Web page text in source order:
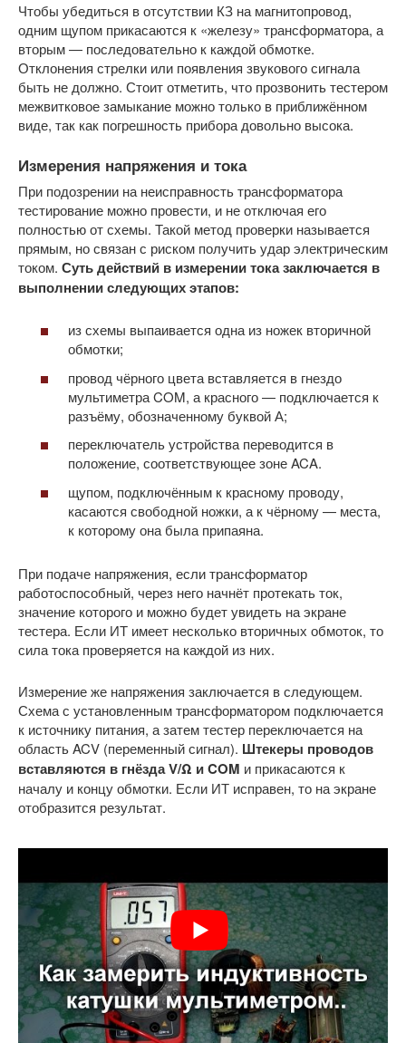
Чтобы убедиться в отсутствии КЗ на магнитопровод,
одним щупом прикасаются к «железу» трансформатора, а
вторым — последовательно к каждой обмотке.
Отклонения стрелки или появления звукового сигнала
быть не должно. Стоит отметить, что прозвонить тестером
межвитковое замыкание можно только в приближённом
виде, так как погрешность прибора довольно высока.
Измерения напряжения и тока
При подозрении на неисправность трансформатора
тестирование можно провести, и не отключая его
полностью от схемы. Такой метод проверки называется
прямым, но связан с риском получить удар электрическим
током. Суть действий в измерении тока заключается в
выполнении следующих этапов:
из схемы выпаивается одна из ножек вторичной
обмотки;
провод чёрного цвета вставляется в гнездо
мультиметра COM, а красного — подключается к
разъёму, обозначенному буквой А;
переключатель устройства переводится в
положение, соответствующее зоне ACA.
щупом, подключённым к красному проводу,
касаются свободной ножки, а к чёрному — места,
к которому она была припаяна.
При подаче напряжения, если трансформатор
работоспособный, через него начнёт протекать ток,
значение которого и можно будет увидеть на экране
тестера. Если ИТ имеет несколько вторичных обмоток, то
сила тока проверяется на каждой из них.
Измерение же напряжения заключается в следующем.
Схема с установленным трансформатором подключается
к источнику питания, а затем тестер переключается на
область ACV (переменный сигнал). Штекеры проводов
вставляются в гнёзда V/Ω и COM и прикасаются к
началу и концу обмотки. Если ИТ исправен, то на экране
отобразится результат.